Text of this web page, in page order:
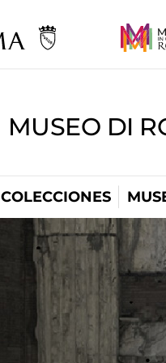
MUSEO DI
COLECCIONES